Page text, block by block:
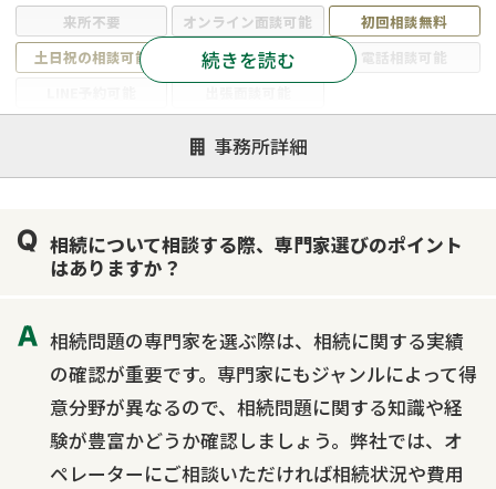
来所不要 オンライン面談可能
初回相談無料
土日祝の相談可能
19時以降電話可能
電話相談可能
遺言書作成・遺言執行
相続放棄
相続登記
相続手続き
銀行手続き
家族信託
成年後見・任意後見
相続トラブル
続きを読む
事務所詳細
相続について相談する際、専門家選びのポイント
はありますか？
相続問題の専門家を選ぶ際は、相続に関する実績
の確認が重要です。専門家にもジャンルによって得
意分野が異なるので、相続問題に関する知識や経
験が豊富かどうか確認しましょう。弊社では、オ
ペレーターにご相談いただければ相続状況や費用